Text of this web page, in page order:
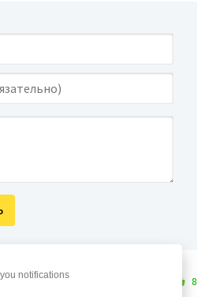
16 июня 2024 19:46 8
notifications